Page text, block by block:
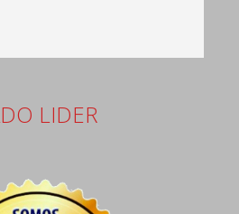
LIDER